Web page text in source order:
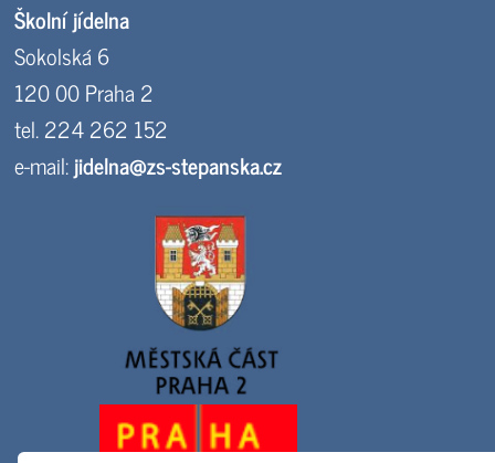
Školní jídelna
Sokolská 6
120 00 Praha 2
tel. 224 262 152
e-mail:jidelna@zs-stepanska.cz